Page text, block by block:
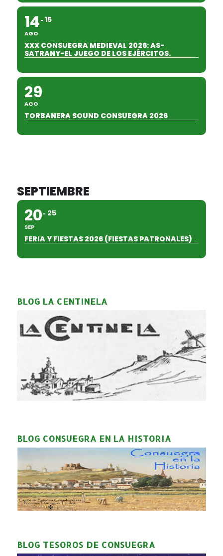
14
AGO
15
XXX CONSUEGRA MEDIEVAL 2026: AS-
SATRANY-EL JUEGO DE LOS EJÉRCITOS.
29
AGO
TORBANERA SOUND CONSUEGRA 2026
SEPTIEMBRE
20
SEP
25
FERIA Y FIESTAS 2026 (FIESTAS PATRONALES)
BLOG LA CENTINELA
BLOG CONSUEGRA EN LA HISTORIA
BLOG TESOROS DE CONSUEGRA